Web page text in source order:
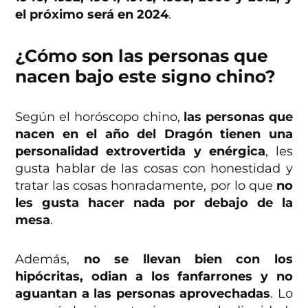
el próximo será en 2024.
¿Cómo son las personas que
nacen bajo este signo chino?
Según el horóscopo chino, las personas que
nacen en el año del Dragón tienen una
personalidad extrovertida y enérgica, les
gusta hablar de las cosas con honestidad y
tratar las cosas honradamente, por lo que no
les gusta hacer nada por debajo de la
mesa.
Además, no se llevan bien con los
hipócritas, odian a los fanfarrones y no
aguantan a las personas aprovechadas. Lo